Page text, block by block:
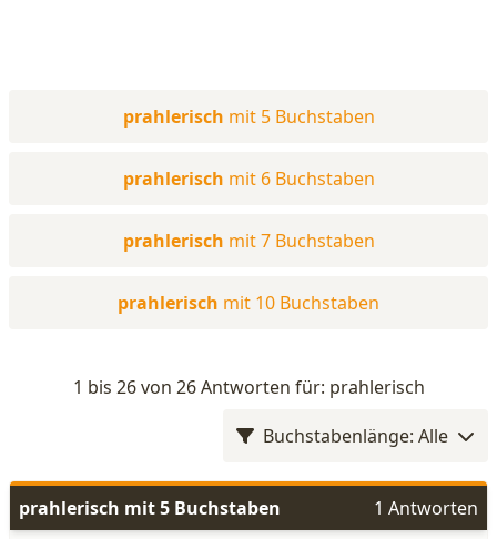
prahlerisch mit 5 Buchstaben
prahlerisch mit 6 Buchstaben
prahlerisch mit 7 Buchstaben
prahlerisch mit 10 Buchstaben
1 bis 26 von 26 Antworten für: prahlerisch
Buchstabenlänge: Alle
prahlerisch mit 5 Buchstaben
1 Antworten